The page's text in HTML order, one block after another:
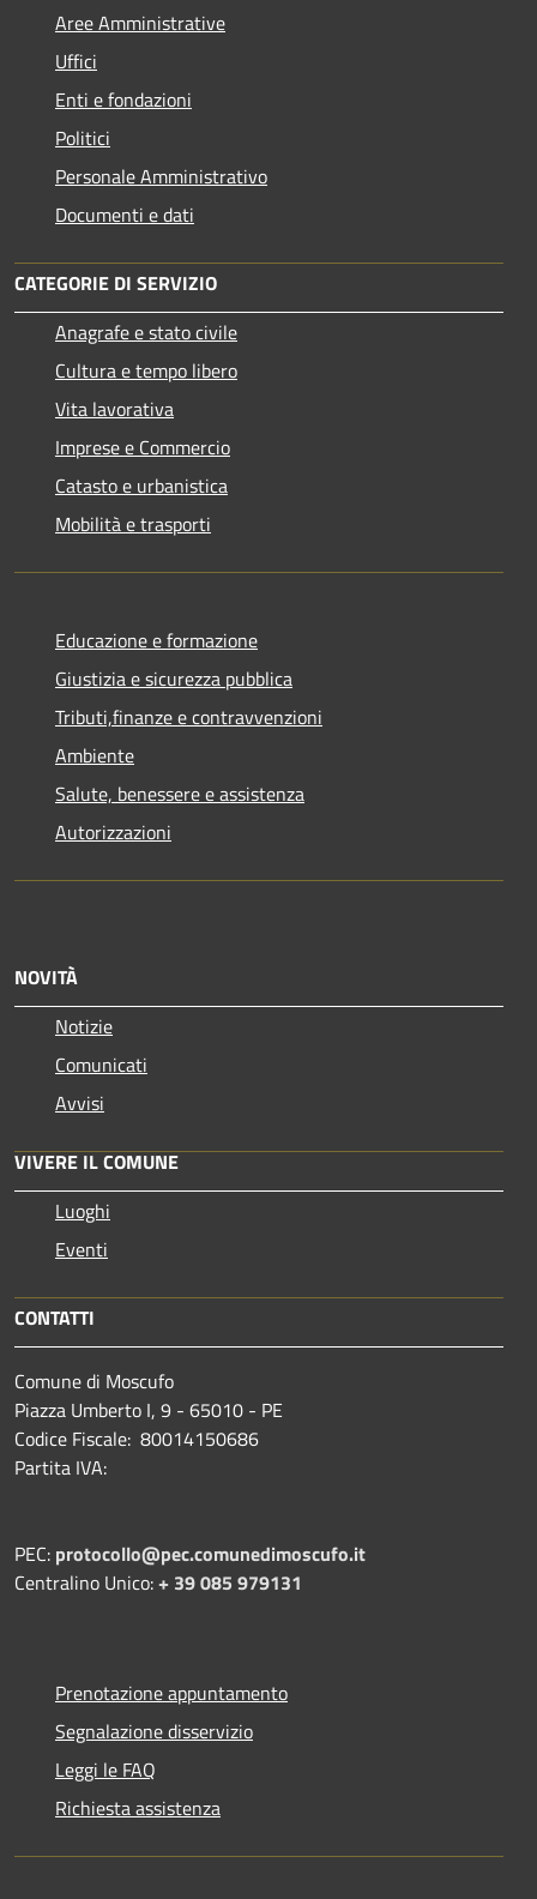
Aree Amministrative
Uffici
Enti e fondazioni
Politici
Personale Amministrativo
Documenti e dati
CATEGORIE DI SERVIZIO
Anagrafe e stato civile
Cultura e tempo libero
Vita lavorativa
Imprese e Commercio
Catasto e urbanistica
Mobilità e trasporti
Educazione e formazione
Giustizia e sicurezza pubblica
Tributi,finanze e contravvenzioni
Ambiente
Salute, benessere e assistenza
Autorizzazioni
NOVITÀ
Notizie
Comunicati
Avvisi
VIVERE IL COMUNE
Luoghi
Eventi
CONTATTI
Comune di Moscufo
Piazza Umberto I, 9 - 65010 - PE
Codice Fiscale: 80014150686
Partita IVA:
PEC: protocollo@pec.comunedimoscufo.it
Centralino Unico:+ 39 085 979131
Prenotazione appuntamento
Segnalazione disservizio
Leggi le FAQ
Richiesta assistenza